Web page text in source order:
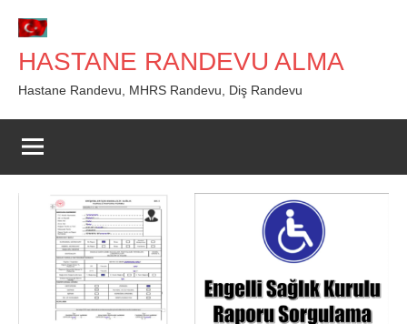
geç
HASTANE RANDEVU ALMA
Hastane Randevu, MHRS Randevu, Diş Randevu